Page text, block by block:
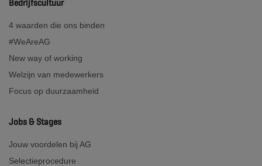
Bedrijfscultuur
4 waarden die ons binden
#WeAreAG
New way of working
Welzijn van medewerkers
Focus op duurzaamheid
Jobs & Stages
Jouw voordelen bij AG
Selectieprocedure